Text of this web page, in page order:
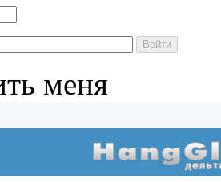
Войти
меня
Войти